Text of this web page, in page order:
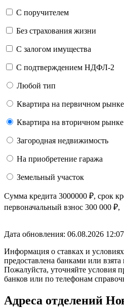
C поручителем
Без страхования жизни
С залогом имущества
С подтверждением НДФЛ-2
Любой тип
Квартира на первичном рынке
Квартира на вторичном рынке
Загородная недвижимость
На приобретение гаража
Земельный участок
Сумма кредита 3000000 ₽, срок
первоначальный взнос 300 000 ₽,
Дата обновления: 06.08.2026 12:07
Информация о ставках и
предоставлена банками или
Пожалуйста, уточняйте условия
банков или по телефонам
Адреса отделений